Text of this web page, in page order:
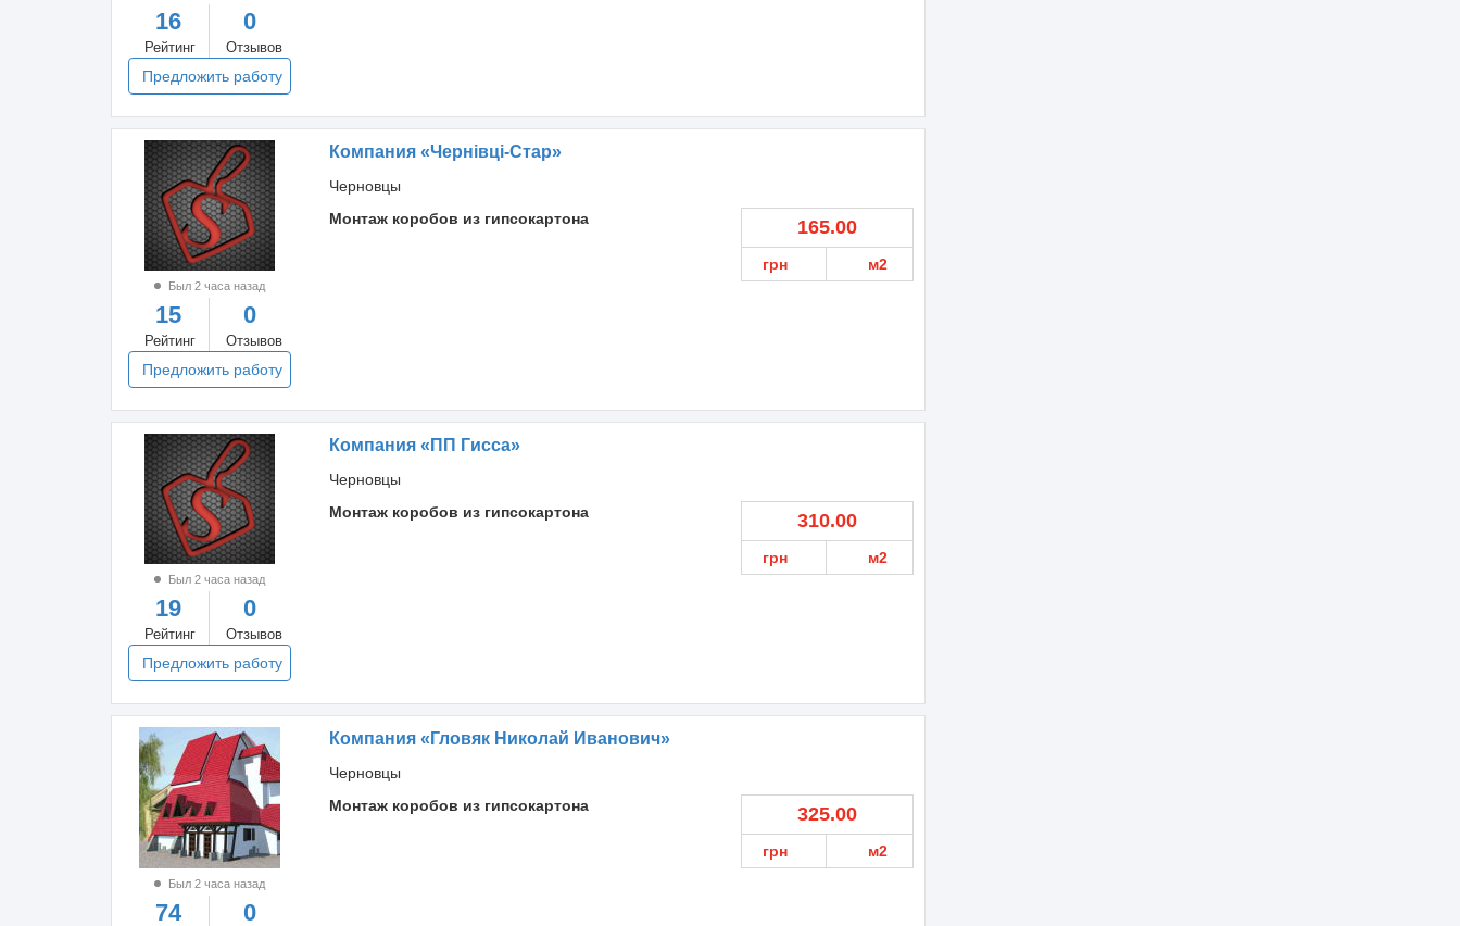
16
Рейтинг
0
Отзывов
Предложить работу
Был 2 часа назад
15
Рейтинг
0
Отзывов
Предложить работу
Компания «Чернівці-Стар»
Черновцы
Монтаж коробов из гипсокартона
165.00
грн м2
Был 2 часа назад
19
Рейтинг
0
Отзывов
Предложить работу
Компания «ПП Гисса»
Черновцы
Монтаж коробов из гипсокартона
310.00
грн м2
Был 2 часа назад
74 0
Компания «Гловяк Николай Иванович»
Черновцы
Монтаж коробов из гипсокартона
325.00
грн м2